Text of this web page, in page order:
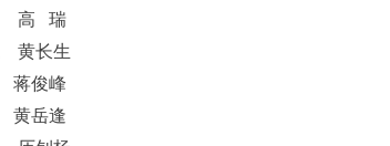
高
瑞
黄长生
蒋俊峰
黄岳逢